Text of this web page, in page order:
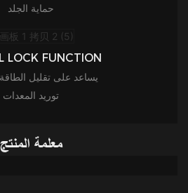
حماية الجلد
LOCK FUNCTION
يساعد على تقليل
توريد المعدات
معلمة المنتج